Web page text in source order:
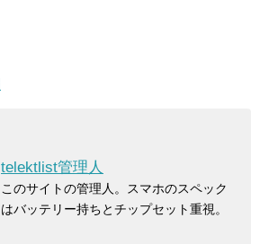
telektlist管理人
このサイトの管理人。スマホのスペック
はバッテリー持ちとチップセット重視。